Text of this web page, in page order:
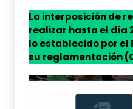
La interposición de
realizar hasta el día
lo establecido por el
su reglamentación